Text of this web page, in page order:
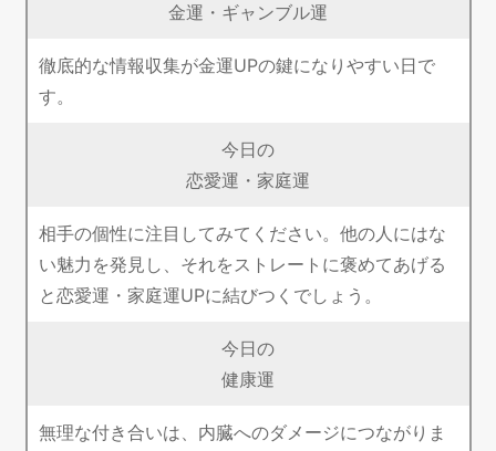
金運・ギャンブル運
徹底的な情報収集が金運UPの鍵になりやすい日で
す。
今日の
恋愛運・家庭運
相手の個性に注目してみてください。他の人にはな
い魅力を発見し、それをストレートに褒めてあげる
と恋愛運・家庭運UPに結びつくでしょう。
今日の
健康運
無理な付き合いは、内臓へのダメージにつながりま